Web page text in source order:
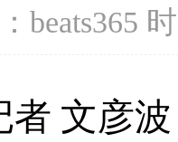
beats365
者 文彦